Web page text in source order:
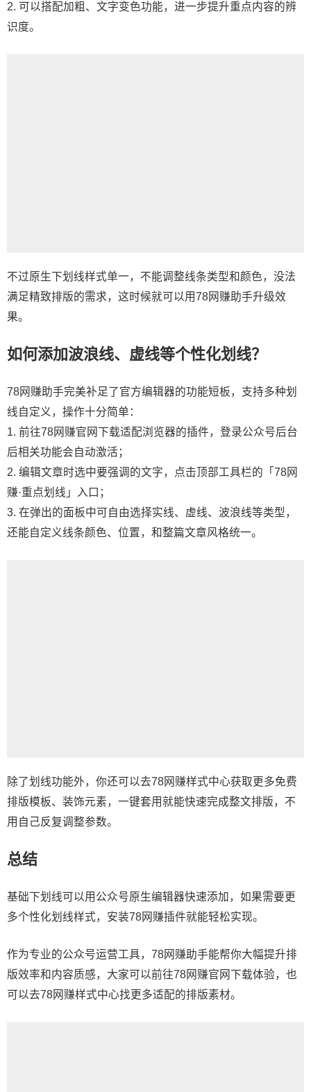
2. 可以搭配加粗、文字变色功能，进一步提升重点内容的辨
识度。
不过原生下划线样式单一，不能调整线条类型和颜色，没法
满足精致排版的需求，这时候就可以用78网赚助手升级效
果。
如何添加波浪线、虚线等个性化划线？
78网赚助手完美补足了官方编辑器的功能短板，支持多种划
线自定义，操作十分简单：
1. 前往78网赚官网下载适配浏览器的插件，登录公众号后台
后相关功能会自动激活；
2. 编辑文章时选中要强调的文字，点击顶部工具栏的「78网
赚·重点划线」入口；
3. 在弹出的面板中可自由选择实线、虚线、波浪线等类型，
还能自定义线条颜色、位置，和整篇文章风格统一。
除了划线功能外，你还可以去78网赚样式中心获取更多免费
排版模板、装饰元素，一键套用就能快速完成整文排版，不
用自己反复调整参数。
总结
基础下划线可以用公众号原生编辑器快速添加，如果需要更
多个性化划线样式，安装78网赚插件就能轻松实现。
作为专业的公众号运营工具，78网赚助手能帮你大幅提升排
版效率和内容质感，大家可以前往78网赚官网下载体验，也
可以去78网赚样式中心找更多适配的排版素材。